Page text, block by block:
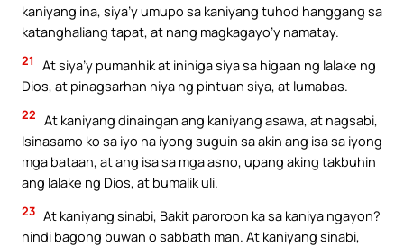
kaniyang ina, siya’y umupo sa kaniyang tuhod hanggang sa
katanghaliang tapat, at nang magkagayo’y namatay.
21
At siya’y pumanhik at inihiga siya sa higaan ng lalake ng
Dios, at pinagsarhan niya ng pintuan siya, at lumabas.
22 At kaniyang dinaingan ang kaniyang asawa, at nagsabi,
Isinasamo ko sa iyo na iyong suguin sa akin ang isa sa iyong
mga bataan, at ang isa sa mga asno, upang aking takbuhin
ang lalake ng Dios, at bumalik uli.
23 At kaniyang sinabi, Bakit paroroon ka sa kaniya ngayon?
hindi bagong buwan o sabbath man. At kaniyang sinabi,